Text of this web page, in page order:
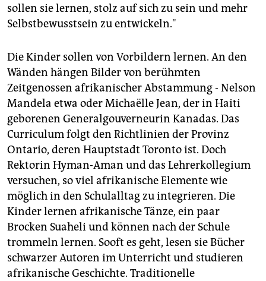
sollen sie lernen, stolz auf sich zu sein und mehr
Selbstbewusstsein zu entwickeln."
Die Kinder sollen von Vorbildern lernen. An den
Wänden hängen Bilder von berühmten
Zeitgenossen afrikanischer Abstammung - Nelson
Mandela etwa oder Michaëlle Jean, der in Haiti
geborenen Generalgouverneurin Kanadas. Das
Curriculum folgt den Richtlinien der Provinz
Ontario, deren Hauptstadt Toronto ist. Doch
Rektorin Hyman-Aman und das Lehrerkollegium
versuchen, so viel afrikanische Elemente wie
möglich in den Schulalltag zu integrieren. Die
Kinder lernen afrikanische Tänze, ein paar
Brocken Suaheli und können nach der Schule
trommeln lernen. Sooft es geht, lesen sie Bücher
schwarzer Autoren im Unterricht und studieren
afrikanische Geschichte. Traditionelle